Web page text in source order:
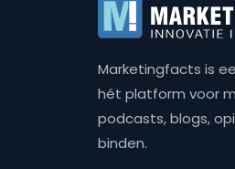
Marketingfacts is
hét platform voor
podcasts, blogs,
binden.